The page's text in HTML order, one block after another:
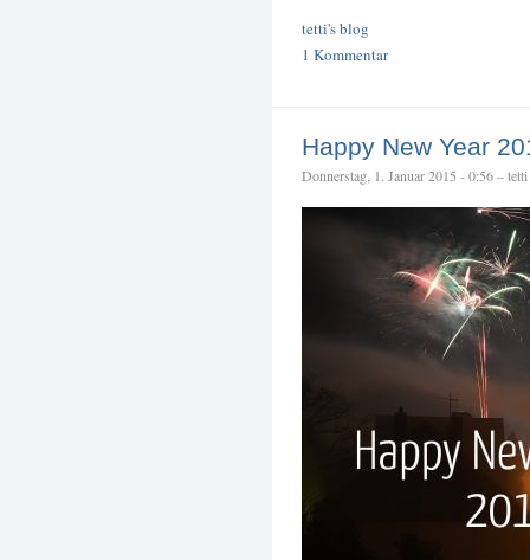
tetti's blog
1 Kommentar
Happy New Year
Donnerstag, 1. Januar 2015 - 0:56 – tetti